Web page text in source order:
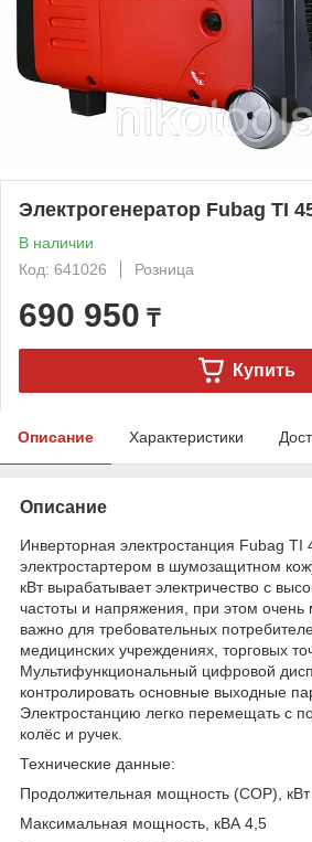
Электрогенератор Fubag TI
В наличии
Код: 641026
Розница
690 950 ₸
Купить
Описание Характеристики
Описание
Инверторная электростанция Fubag TI
электростартером в шумозащитном
кВт вырабатывает электричество с
частоты и напряжения, при этом
важно для требовательных
медицинских учреждениях, торговых
Мультифункциональный цифровой
контролировать основные выходные
Электростанцию легко перемещать с
колёс и ручек.
Технические данные:
Продолжительная мощность (COP),
Максимальная мощность, кВА 4,5